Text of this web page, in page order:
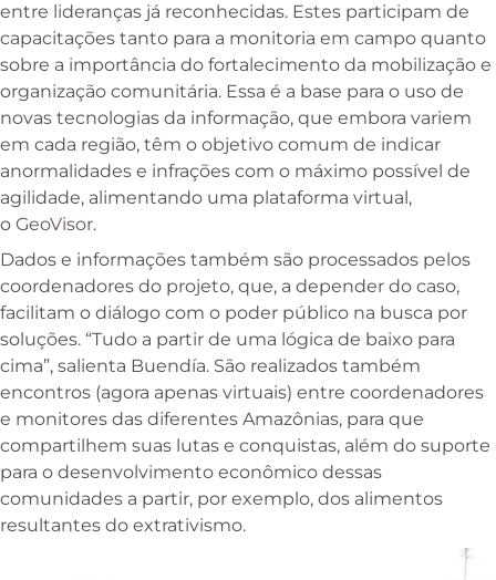
entre lideranças já reconhecidas. Estes participam de
capacitações tanto para a monitoria em campo quanto
sobre a importância do fortalecimento da mobilização e
organização comunitária. Essa é a base para o uso de
novas tecnologias da informação, que embora variem
em cada região, têm o objetivo comum de indicar
anormalidades e infrações com o máximo possível de
agilidade, alimentando uma plataforma virtual,
o GeoVisor.
Dados e informações também são processados pelos
coordenadores do projeto, que, a depender do caso,
facilitam o diálogo com o poder público na busca por
soluções. “Tudo a partir de uma lógica de baixo para
cima”, salienta Buendía. São realizados também
encontros (agora apenas virtuais) entre coordenadores
e monitores das diferentes Amazônias, para que
compartilhem suas lutas e conquistas, além do suporte
para o desenvolvimento econômico dessas
comunidades a partir, por exemplo, dos alimentos
resultantes do extrativismo.